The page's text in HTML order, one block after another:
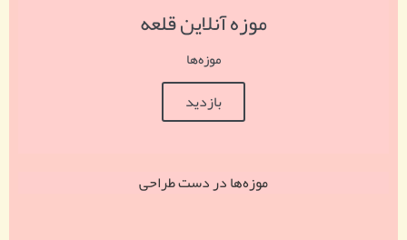
موزه آنلاین قلعه
موزه‌ها
بازدید
موزه‌ها در دست طراحی